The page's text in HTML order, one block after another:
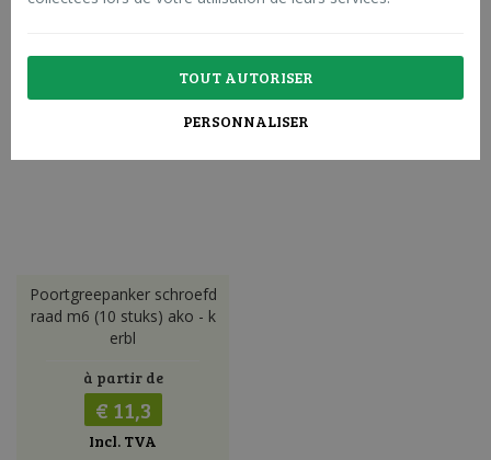
Poortgreepanker schroefd
raad m6 (10 stuks) ako - k
erbl
à partir de
€ 11,3
Incl. TVA
PERSONNALISER
TOUT AUTORISER